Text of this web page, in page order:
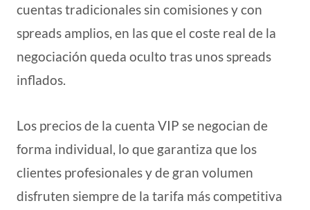
cuentas tradicionales sin comisiones y con
spreads amplios, en las que el coste real de la
negociación queda oculto tras unos spreads
inflados.
Los precios de la cuenta VIP se negocian de
forma individual, lo que garantiza que los
clientes profesionales y de gran volumen
disfruten siempre de la tarifa más competitiva